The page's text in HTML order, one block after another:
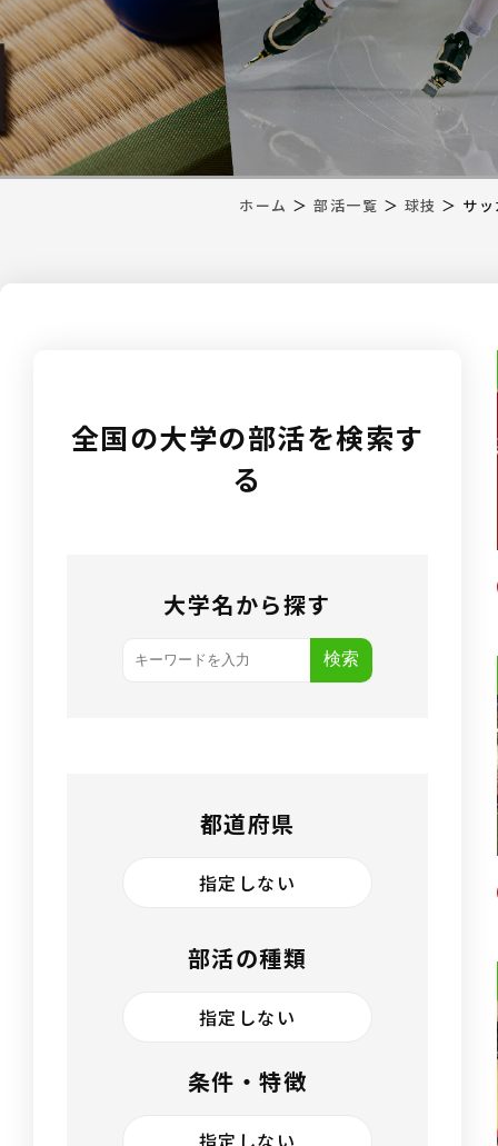
ホーム ＞部活一覧 ＞ 球技 ＞ サ
全国の大学の部活を検索す
る
大学名から探す
検索
都道府県
指定しない
部活の種類
指定しない
条件・特徴
指定しない